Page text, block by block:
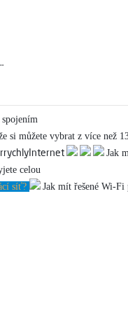
si můžete vybrat z více než
Jak
celou
síť?
Jak mít řešené Wi-